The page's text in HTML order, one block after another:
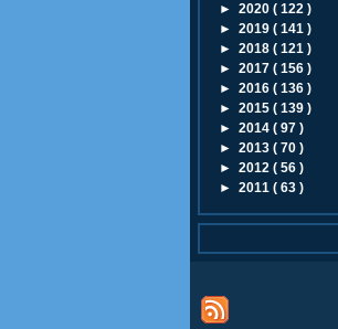
► 2020 ( 122 )
► 2019 ( 141 )
► 2018 ( 121 )
► 2017 ( 156 )
► 2016 ( 136 )
► 2015 ( 139 )
► 2014 ( 97 )
► 2013 ( 70 )
► 2012 ( 56 )
► 2011 ( 63 )